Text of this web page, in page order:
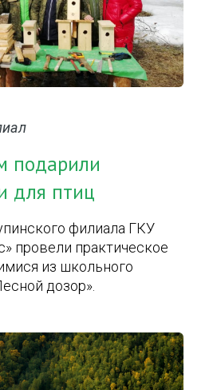
подарили
для птиц
филиала ГКУ
провели практическое
из школьного
дозор».